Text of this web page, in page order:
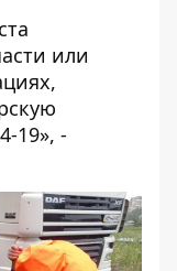
или
19», -